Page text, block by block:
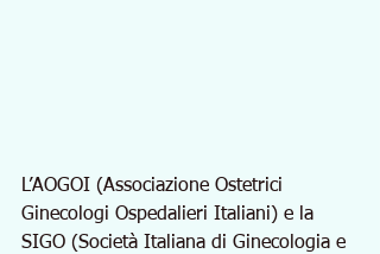
L’AOGOI (Associazione Ostetrici
Ginecologi Ospedalieri Italiani) e la
SIGO (Società Italiana di Ginecologia e